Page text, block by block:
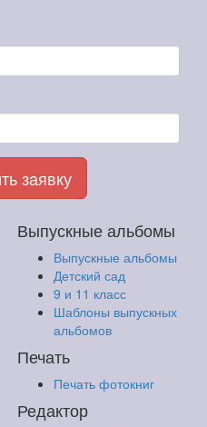
заявку
Выпускные альбомы
Выпускные альбомы
Детский сад
9 и 11 класс
Шаблоны выпускных
альбомов
Печать
Печать фотокниг
Редактор